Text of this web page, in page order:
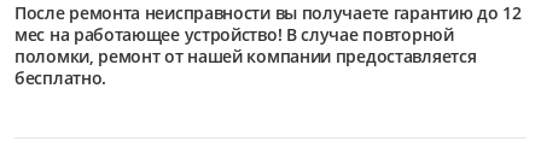
После ремонта неисправности вы получаете гарантию до 12
мес на работающее устройство! В случае повторной
поломки, ремонт от нашей компании предоставляется
бесплатно.